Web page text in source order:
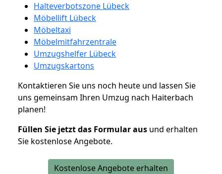
Halteverbotszone Lübeck
Möbellift Lübeck
Möbeltaxi
Möbelmitfahrzentrale
Umzugshelfer Lübeck
Umzugskartons
Kontaktieren Sie uns noch heute und lassen Sie
uns gemeinsam Ihren Umzug nach Haiterbach
planen!
Füllen Sie jetzt das Formular aus und erhalten
Sie kostenlose Angebote.
Kostenlose Angebote erhalten